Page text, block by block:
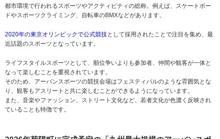
都市環境で行われるスポーツやアクティビティの総称。例えば、スケートボー
ドやスポーツクライミング、自転車のBMXなどがあります。
2020年の東京オリンピックで公式競技として採用されたことで注目を集め、最
近話題のスポーツとなっています。
ライフスタイルスポーツとして、順位争いよりも参加者、仲間や観客が一体と
なって楽しむことを重視されています。
そのため、アーバンスポーツの競技会場はフェスティバルのような雰囲気とな
り、観客もアスリートと共に楽しむことができるようになっています。
また、音楽やファッション、ストリート文化など、若者文化が色濃く反映され
ていることも特徴です。